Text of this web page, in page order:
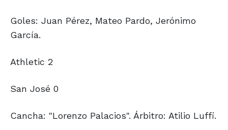
Goles: Juan Pérez, Mateo Pardo, Jerónimo
García.
Athletic 2
San José 0
Cancha: "Lorenzo Palacios". Árbitro: Atilio Luffi.